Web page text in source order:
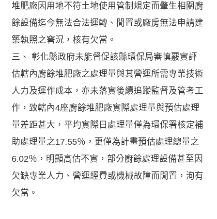
堆肥廠因用地不符土地使用管制規定而肇生相關廚
餘設備迄今無法合法運轉、閒置或廠房無法申請建
築執照之窘況，核有欠當。
三、 彰化縣政府未能督促該縣環保局審慎覈實評
估轄內廚餘堆肥廠之處理量與其營運所需專業技術
人力及運作成本，亦未落實後續追蹤監督及管考工
作，致轄內4座廚餘堆肥廠實際處理量與預估處理
量差距甚大，平均實際日處理量僅為環保署核定補
助處理量之17.55％，更僅為計畫預估處理總量之
6.02％，明顯高估不實，部分廚餘處理設備甚至因
欠缺專業人力、營運經費或機械故障而閒置，洵有
欠當。